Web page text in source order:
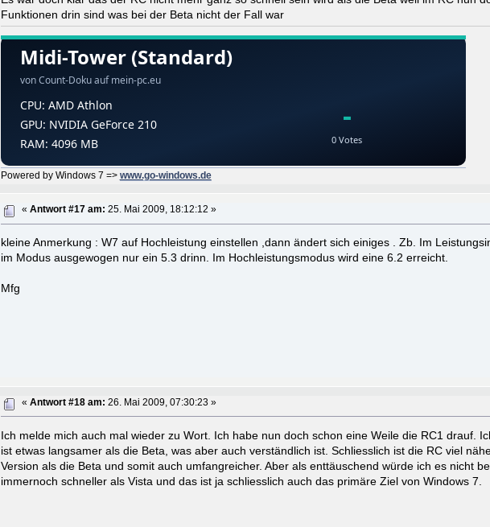
Funktionen drin sind was bei der Beta nicht der Fall war
Powered by Windows 7 => www.go-windows.de
«Antwort #17 am: 25. Mai 2009, 18:12:12 »
kleine Anmerkung : W7 auf Hochleistung einstellen ,dann ändert sich einiges . Zb. Im
im Modus ausgewogen nur ein 5.3 drinn. Im Hochleistungsmodus wird eine 6.2 erreicht.
Mfg
«Antwort #18 am: 26. Mai 2009, 07:30:23 »
Ich melde mich auch mal wieder zu Wort. Ich habe nun doch schon eine Weile die RC1 drauf.
ist etwas langsamer als die Beta, was aber auch verständlich ist. Schliesslich ist die RC viel
Version als die Beta und somit auch umfangreicher. Aber als enttäuschend würde ich es nicht
immernoch schneller als Vista und das ist ja schliesslich auch das primäre Ziel von Windows 7.